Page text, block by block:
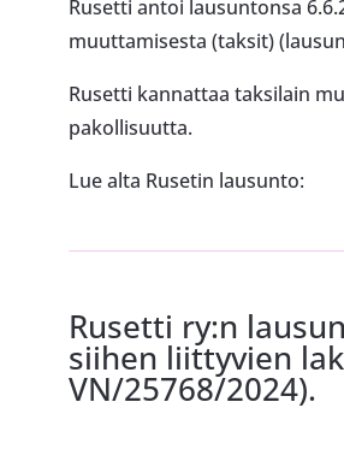
Rusetti antoi lausuntonsa
muuttamisesta (taksit)
Rusetti kannattaa taksilain
pakollisuutta.
Lue alta Rusetin lausunto:
Rusetti ry:n
siihen liittyvien
VN/25768/2024).